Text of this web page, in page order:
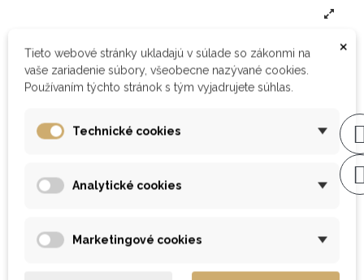
STREDOVÁ PODPORNÁ LIŠTA
Stredová podporná lišta o rozmere 1980x60x25 mm (pre dĺžku
postele 200 cm).
Dostupnosť
×
Tieto webové stránky ukladajú v súlade so zákonmi na
vaše zariadenie súbory, všeobecne nazývané cookies.
Používaním týchto stránok s tým vyjadrujete súhlas.
Technické cookies
Analytické cookies
Marketingové cookies